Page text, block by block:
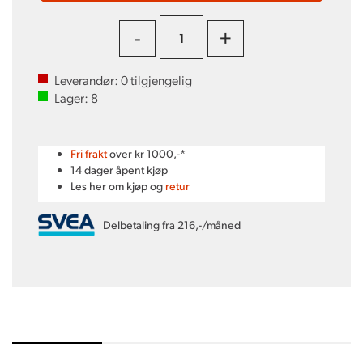
- +
Leverandør:0tilgjengelig
Lager: 8
Fri fraktover kr 1000,-*
14 dager åpent kjøp
Les her om kjøp og retur
Delbetaling fra 216,-/måned